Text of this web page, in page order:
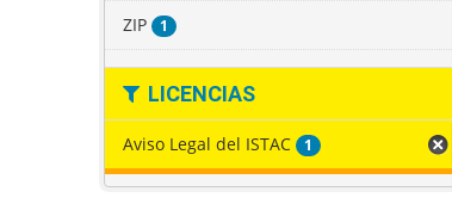
ZIP 1
LICENCIAS
Aviso Legal del ISTAC 1